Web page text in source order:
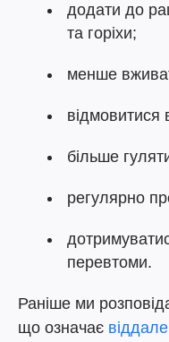
додати до
та горіхи;
менше
відмовитися
більше
регулярно
перевтоми.
Раніше ми
що означає